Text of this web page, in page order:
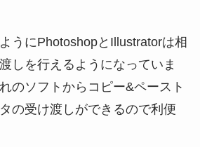
うにPhotoshopとIllustratorは相
しを行えるようになっていま
のソフトからコピー&ペースト
の受け渡しができるので利便